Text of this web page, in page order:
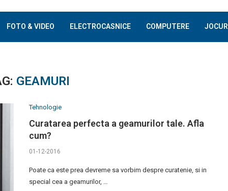
FOTO & VIDEO ELECTROCASNICE COMPUTERE JOCURI
GEAMURI
Tehnologie
Curatarea perfecta a geamurilor tale. Afla
cum?
01-12-2016
Poate ca este prea devreme sa vorbim despre curatenie, si in
special cea a geamurilor, …